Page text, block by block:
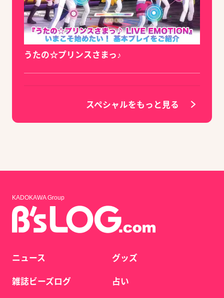
うたの☆プリンスさまっ♪
スペシャルをもっと見る
KADOKAWA Group
ニュース
雑誌ビーズログ
グッズ
占い